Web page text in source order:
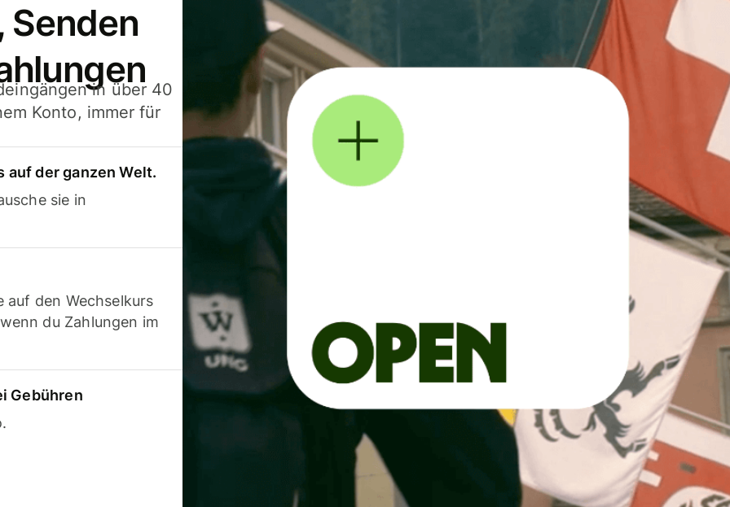
Senden
in über 40
Konto, immer für
auf der ganzen Welt.
sie in
auf den Wechselkurs
du Zahlungen im
Gebühren